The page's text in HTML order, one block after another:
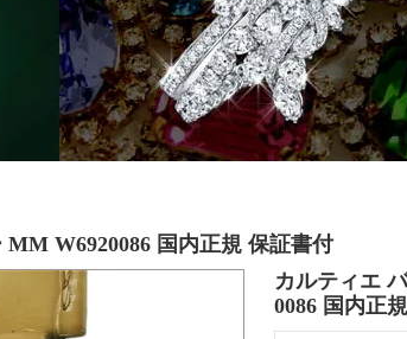
W6920086 国内正規 保証書付
カルティエ
0086 国内正